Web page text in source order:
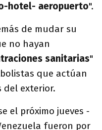
hotel- aeropuerto".
de mudar su
no hayan
sanitarias"
que actúan
del exterior.
el próximo jueves -
fueron por